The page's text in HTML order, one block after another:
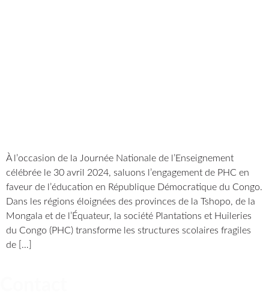
À l’occasion de la Journée Nationale de l’Enseignement
célébrée le 30 avril 2024, saluons l’engagement de PHC en
faveur de l’éducation en République Démocratique du Congo.
Dans les régions éloignées des provinces de la Tshopo, de la
Mongala et de l’Équateur, la société Plantations et Huileries
du Congo (PHC) transforme les structures scolaires fragiles
de […]